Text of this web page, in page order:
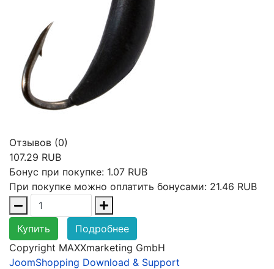
Отзывов (0)
107.29 RUB
Бонус при покупке: 1.07 RUB
При покупке можно оплатить бонусами: 21.46 RUB
Купить
Подробнее
Copyright MAXXmarketing GmbH
JoomShopping Download & Support